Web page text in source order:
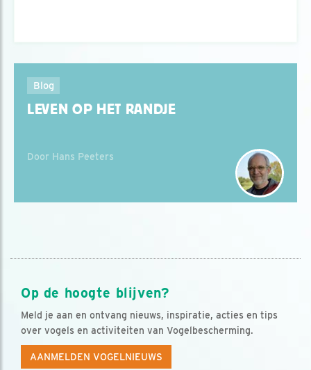
Blog
LEVEN OP HET RANDJE
Door Hans Peeters
Op de hoogte blijven?
Meld je aan en ontvang nieuws, inspiratie, acties en tips
over vogels en activiteiten van Vogelbescherming.
AANMELDEN VOGELNIEUWS